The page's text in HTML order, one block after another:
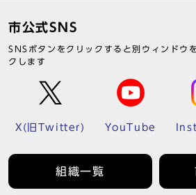
市公式SNS
SNSボタンをクリックすると別ウィンドウ
クします
X(旧Twitter) YouTube
組織一覧